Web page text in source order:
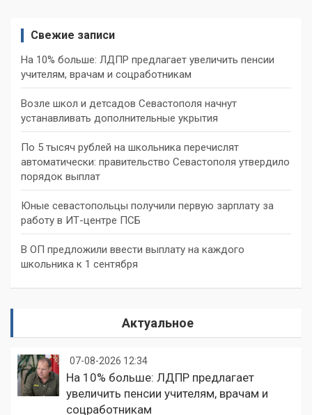
Свежие записи
На 10% больше: ЛДПР предлагает увеличить пенсии
учителям, врачам и соцработникам
Возле школ и детсадов Севастополя начнут
устанавливать дополнительные укрытия
По 5 тысяч рублей на школьника перечислят
автоматически: правительство Севастополя утвердило
порядок выплат
Юные севастопольцы получили первую зарплату за
работу в ИТ-центре ПСБ
В ОП предложили ввести выплату на каждого
школьника к 1 сентября
Актуальное
07-08-2026 12:34
На 10% больше: ЛДПР предлагает
увеличить пенсии учителям, врачам и
соцработникам